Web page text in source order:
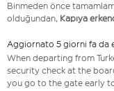
Binmeden önce
olduğundan, Kapıya
Aggiornato 5 giorni fa da
When departing from
security check at the
you go to the gate early